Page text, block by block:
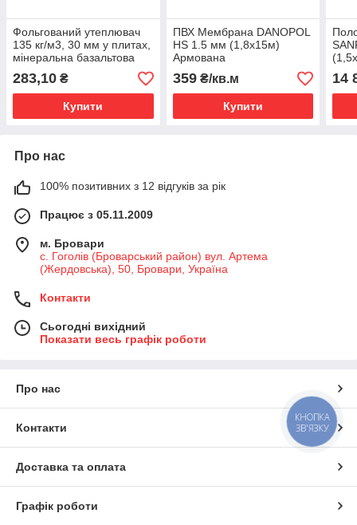
Фольгований утеплювач
135 кг/м3, 30 мм у плитах,
мінеральна базальтова
вата
283,10 ₴
Купити
ПВХ Мембрана DANOPOL
HS 1.5 мм (1,8х15м)
Армована
359₴/кв.м
Купити
14
Про нас
100% позитивних з 12 відгуків за рік
Працює з 05.11.2009
м. Бровари
с. Гоголів (Броварський район) вул. Артема
(Жердовська), 50, Бровари, Україна
Контакти
Сьогодні вихідний
Показати весь графік роботи
Про нас
Контакти
Доставка та оплата
Графік роботи
КНОПКА
ЗВ'ЯЗКУ